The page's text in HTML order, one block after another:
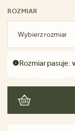
ROZMIAR
Wybierz rozmiar
Rozmiar pasuje: